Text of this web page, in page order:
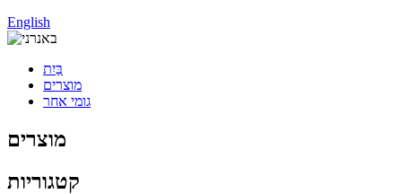
English
בַּיִת
מוצרים
גומי אחר
מוצרים
קטגוריות